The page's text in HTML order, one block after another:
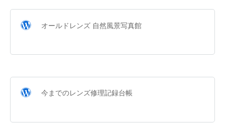
オールドレンズ 自然風景写真館
今までのレンズ修理記録台帳